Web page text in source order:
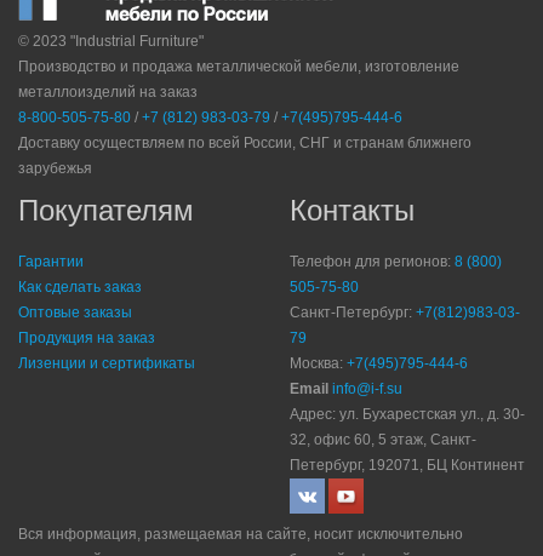
© 2023 "Industrial Furniture"
Производство и продажа металлической мебели, изготовление
металлоизделий на заказ
8-800-505-75-80 / +7 (812) 983-03-79 / +7(495)795-444-6
Доставку осуществляем по всей России, СНГ и странам ближнего
зарубежья
Покупателям
Гарантии
Как сделать заказ
Оптовые заказы
Продукция на заказ
Лизенции и сертификаты
Контакты
Телефон для регионов: 8 (800)
505-75-80
Санкт-Петербург: +7(812)983-03-
79
Москва: +7(495)795-444-6
Email info@i-f.su
Адрес: ул. Бухарестская ул., д. 30-
32, офис 60, 5 этаж, Санкт-
Петербург, 192071, БЦ Континент
Вся информация, размещаемая на сайте, носит исключительно